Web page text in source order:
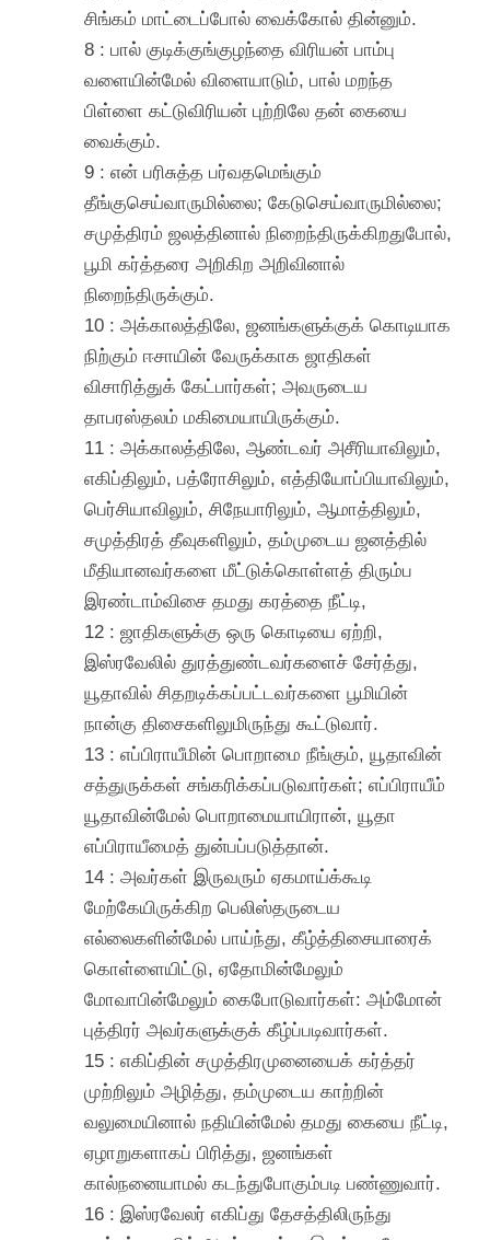
சிங்கம் மாட்டைப்போல் வைக்கோல் தின்னும்.
8 : பால் குடிக்குங்குழந்தை விரியன் பாம்பு
வளையின்மேல் விளையாடும், பால் மறந்த
பிள்ளை கட்டுவிரியன் புற்றிலே தன் கையை
வைக்கும்.
9 : என் பரிசுத்த பர்வதமெங்கும்
தீங்குசெய்வாருமில்லை; கேடுசெய்வாருமில்லை;
சமுத்திரம் ஜலத்தினால் நிறைந்திருக்கிறதுபோல்,
பூமி கர்த்தரை அறிகிற அறிவினால்
நிறைந்திருக்கும்.
10 : அக்காலத்திலே, ஜனங்களுக்குக் கொடியாக
நிற்கும் ஈசாயின் வேருக்காக ஜாதிகள்
விசாரித்துக் கேட்பார்கள்; அவருடைய
தாபரஸ்தலம் மகிமையாயிருக்கும்.
11 : அக்காலத்திலே, ஆண்டவர் அசீரியாவிலும்,
எகிப்திலும், பத்ரோசிலும், எத்தியோப்பியாவிலும்,
பெர்சியாவிலும், சிநேயாரிலும், ஆமாத்திலும்,
சமுத்திரத் தீவுகளிலும், தம்முடைய ஜனத்தில்
மீதியானவர்களை மீட்டுக்கொள்ளத் திரும்ப
இரண்டாம்விசை தமது கரத்தை நீட்டி,
12 : ஜாதிகளுக்கு ஒரு கொடியை ஏற்றி,
இஸ்ரவேலில் துரத்துண்டவர்களைச் சேர்த்து,
யூதாவில் சிதறடிக்கப்பட்டவர்களை பூமியின்
நான்கு திசைகளிலுமிருந்து கூட்டுவார்.
13 : எப்பிராயீமின் பொறாமை நீங்கும், யூதாவின்
சத்துருக்கள் சங்கரிக்கப்படுவார்கள்; எப்பிராயீம்
யூதாவின்மேல் பொறாமையாயிரான், யூதா
எப்பிராயீமைத் துன்பப்படுத்தான்.
14 : அவர்கள் இருவரும் ஏகமாய்க்கூடி
மேற்கேயிருக்கிற பெலிஸ்தருடைய
எல்லைகளின்மேல் பாய்ந்து, கீழ்த்திசையாரைக்
கொள்ளையிட்டு, ஏதோமின்மேலும்
மோவாபின்மேலும் கைபோடுவார்கள்: அம்மோன்
புத்திரர் அவர்களுக்குக் கீழ்ப்படிவார்கள்.
15 : எகிப்தின் சமுத்திரமுனையைக் கர்த்தர்
முற்றிலும் அழித்து, தம்முடைய காற்றின்
வலுமையினால் நதியின்மேல் தமது கையை நீட்டி,
ஏழாறுகளாகப் பிரித்து, ஜனங்கள்
கால்நனையாமல் கடந்துபோகும்படி பண்ணுவார்.
16 : இஸ்ரவேலர் எகிப்து தேசத்திலிருந்து